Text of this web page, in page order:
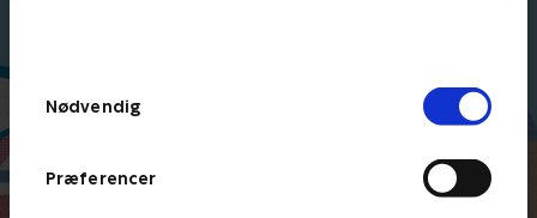
Nødvendig
Præferencer